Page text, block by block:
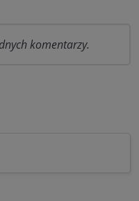
komentarzy.